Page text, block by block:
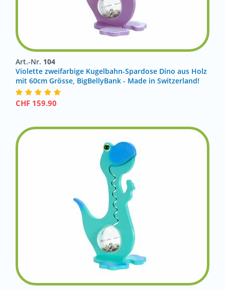
Art.-Nr. 104
Violette zweifarbige Kugelbahn-Spardose Dino aus Holz
mit 60cm Grösse, BigBellyBank - Made in Switzerland!
CHF 159.90